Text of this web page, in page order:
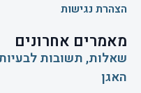
הצהרת נגישות
מאמרים אחרונים
שאלות, תשובות
האגן